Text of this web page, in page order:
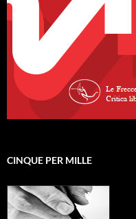
CINQUE PER MILLE